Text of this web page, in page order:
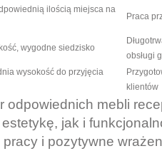
ilością miejsca na
Praca
wygodne siedzisko
obsługi
wysokość do przyjęcia
klientów
odpowiednich mebli
jak i
i pozytywne